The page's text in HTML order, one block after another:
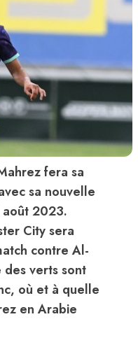
fera sa
sa nouvelle
2023.
City sera
contre Al-
des verts sont
où et à quelle
en Arabie